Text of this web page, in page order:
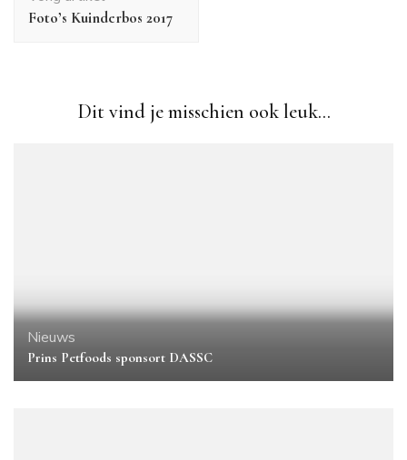
Foto’s Kuinderbos 2017
Dit vind je misschien ook leuk...
Nieuws
Prins Petfoods sponsort DASSC